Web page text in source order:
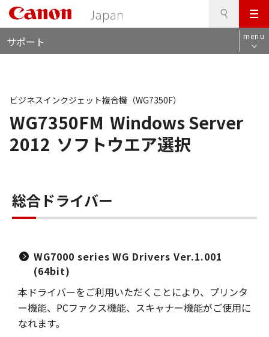
メ
ニ
ュ
サポート menu
WG7350FM Windows Server
2012 ソフトウエア選択
ビジネスインクジェット複合機（WG7350F）
総合ドライバー
WG7000 series WG Drivers Ver.1.001
(64bit)
本ドライバーをご利用いただくことにより、プリンタ
ー機能、PCファクス機能、スキャナー機能がご使用に
なれます。